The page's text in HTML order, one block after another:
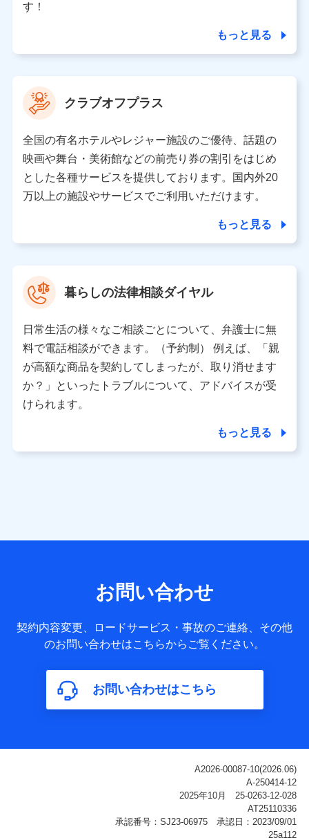
ータを分析して、お客さまの趣味・嗜好・傾向に応じた
上記に係る案内・手続き・管理等付帯業務を行うため
【当該個人データの管理について責任を有する者の名称・住
所・代表者名】
当該個人データを取り扱う各共同利用者（詳細は次のとお
り）
東京都千代田区永田町2丁目11番1号 山王パークタワー
株式会社NTTドコモ 代表取締役社長 前田 義晃
東京都中央区日本橋人形町2-14-10 アーバンネット日本橋
ビル 3F
※ 当社および株式会社NTTドコモは、お客さまの情報を利
データ憲章」に定める行動原則を順守します 。
※ パーソナルデータダッシュボードの「第三者提供の管
理」の設定状態にかかわらず、共同利用する場合がありま
※ dポイントクラブ会員ではないお客さま（2019年12月11
日以降、一度もdポイントクラブ会員であったことがないお
個人データは、こちら の利用目的の範囲内に限って共同利
用します。
サービス提供等を通じて取得した、以下の情報などの個人デ
基本情報
氏名、電話番号、メールアドレス、お客さまの識別子、
属性、連絡先、dポイントサービスのご利用に関する情
構成、住所、dポイント残高、dポイント利用履歴などが
含まれます。
利用情報
ご契約状態・ご利用履歴インターネット利用時の行動に
関する情報、アプリケーション利用時の行動に関する情
報、購入されたサービスや商品の名称・購入場所・決済
に関する情報、アンケートの回答に関する情報などが含
す！
もっと見る
クラブオフプラス
全国の有名ホテルやレジャー施設のご優待、話題の
映画や舞台・美術館などの前売り券の割引をはじめ
とした各種サービスを提供しております。国内外20
万以上の施設やサービスでご利用いただけます。
もっと見る
暮らしの法律相談ダイヤル
日常生活の様々なご相談ごとについて、弁護士に無
料で電話相談ができます。（予約制） 例えば、「親
が高額な商品を契約してしまったが、取り消せます
か？」といったトラブルについて、アドバイスが受
けられます。
もっと見る
お問い合わせ
契約内容変更、ロードサービス・事故のご連絡、その他
のお問い合わせはこちらからご覧ください。
お問い合わせはこちら